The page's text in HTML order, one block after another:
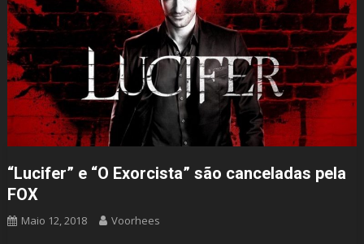
“Lucifer” e “O Exorcista” são canceladas pela
FOX
Maio 12, 2018 Voorhees